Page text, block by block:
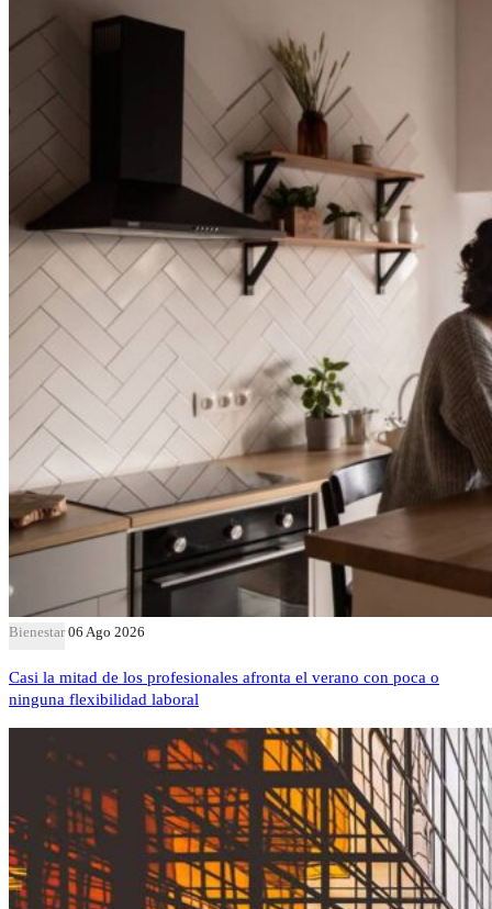
Bienestar 06 Ago 2026
Casi la mitad de los profesionales afronta el verano con poca o
ninguna flexibilidad laboral